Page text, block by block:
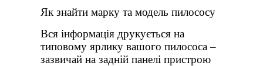
Як знайти марку та модель пилососу
Вся інформація друкується на
типовому ярлику вашого пилососа –
зазвичай на задній панелі пристрою